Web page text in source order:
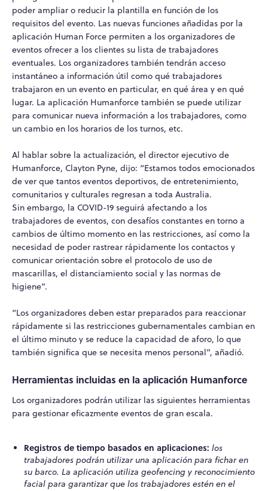
poder ampliar o reducir la plantilla en función de los
requisitos del evento. Las nuevas funciones añadidas por la
aplicación Human Force permiten a los organizadores de
eventos ofrecer a los clientes su lista de trabajadores
eventuales. Los organizadores también tendrán acceso
instantáneo a información útil como qué trabajadores
trabajaron en un evento en particular, en qué área y en qué
lugar. La aplicación Humanforce también se puede utilizar
para comunicar nueva información a los trabajadores, como
un cambio en los horarios de los turnos, etc.
Al hablar sobre la actualización, el director ejecutivo de
Humanforce, Clayton Pyne, dijo: “Estamos todos emocionados
de ver que tantos eventos deportivos, de entretenimiento,
comunitarios y culturales regresan a toda Australia.
Sin embargo, la COVID-19 seguirá afectando a los
trabajadores de eventos, con desafíos constantes en torno a
cambios de último momento en las restricciones, así como la
necesidad de poder rastrear rápidamente los contactos y
comunicar orientación sobre el protocolo de uso de
mascarillas, el distanciamiento social y las normas de
higiene”.
“Los organizadores deben estar preparados para reaccionar
rápidamente si las restricciones gubernamentales cambian en
el último minuto y se reduce la capacidad de aforo, lo que
también significa que se necesita menos personal”, añadió.
Herramientas incluidas en la aplicación Humanforce
Los organizadores podrán utilizar las siguientes herramientas
para gestionar eficazmente eventos de gran escala.
Registros de tiempo basados en aplicaciones: los
trabajadores podrán utilizar una aplicación para fichar en
su barco. La aplicación utiliza geofencing y reconocimiento
facial para garantizar que los trabajadores estén en el